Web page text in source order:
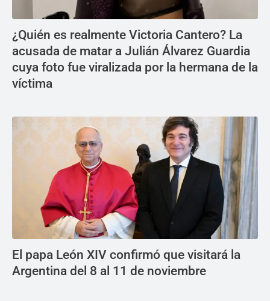
¿Quién es realmente Victoria Cantero? La
acusada de matar a Julián Álvarez Guardia
cuya foto fue viralizada por la hermana de la
víctima
El papa León XIV confirmó que visitará la
Argentina del 8 al 11 de noviembre